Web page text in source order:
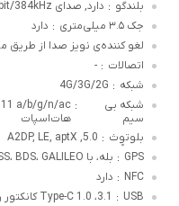
بلندگو : دارد, صدای 32bit/384kHz
جک ۳.۵ میلی‌متری
: دارد
لغو کننده‌ی نویز صدا از
اتصالات :
-
شبکه :
4G/3G/2G
شبکه بی
سیم
:
هات‌اسپات
بلوتوٍث :
5.0, A2DP, LE, aptX
GPS
: بله، با A-GPS، GLONASS، BDS، GALILEO
NFC
: دارد
USB
: 3.1، Type-C 1.0 کانکتور ریورسبل